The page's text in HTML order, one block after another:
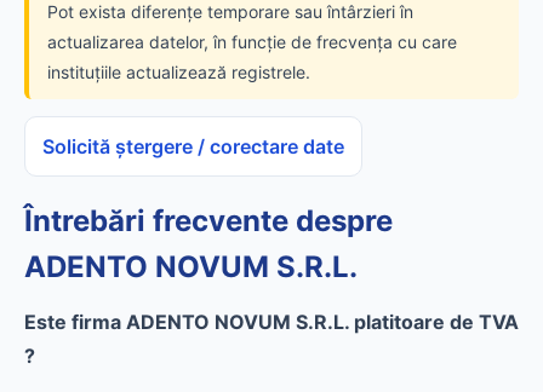
Pot exista diferențe temporare sau întârzieri în
actualizarea datelor, în funcție de frecvența cu care
instituțiile actualizează registrele.
Solicită ștergere / corectare date
Întrebări frecvente despre
ADENTO NOVUM S.R.L.
Este firma ADENTO NOVUM S.R.L. platitoare de TVA
?